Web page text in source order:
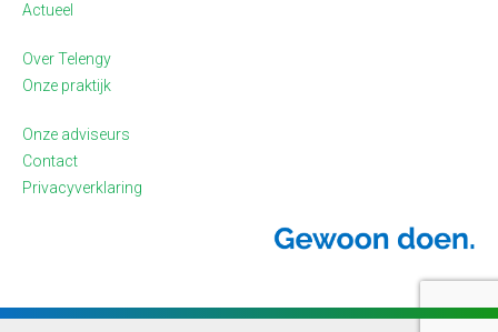
Actueel
Over Telengy
Onze praktijk
Onze adviseurs
Contact
Privacyverklaring